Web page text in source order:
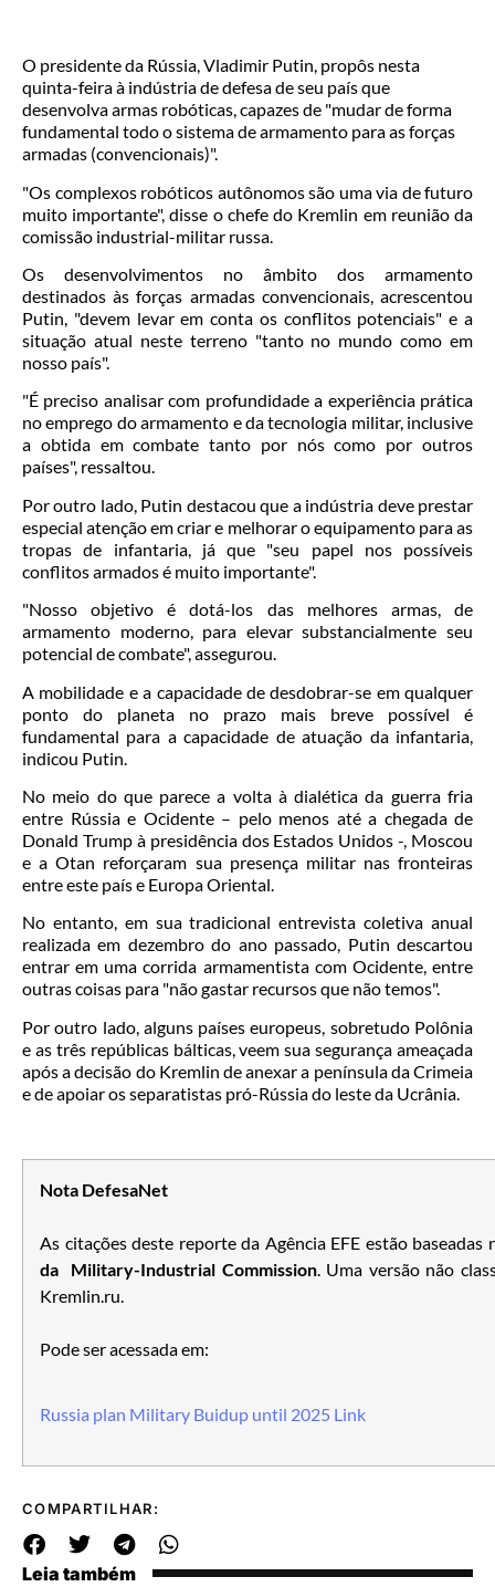
O presidente da Rússia, Vladimir Putin, propôs nesta
quinta-feira à indústria de defesa de seu país que
desenvolva armas robóticas, capazes de "mudar de forma
fundamental todo o sistema de armamento para as forças
armadas (convencionais)".
"Os complexos robóticos autônomos são uma via de futuro
muito importante", disse o chefe do Kremlin em reunião da
comissão industrial-militar russa.
Os desenvolvimentos no âmbito dos armamento
destinados às forças armadas convencionais, acrescentou
Putin, "devem levar em conta os conflitos potenciais" e a
situação atual neste terreno "tanto no mundo como em
nosso país".
"É preciso analisar com profundidade a experiência prática
no emprego do armamento e da tecnologia militar, inclusive
a obtida em combate tanto por nós como por outros
países", ressaltou.
Por outro lado, Putin destacou que a indústria deve prestar
especial atenção em criar e melhorar o equipamento para as
tropas de infantaria, já que "seu papel nos possíveis
conflitos armados é muito importante".
"Nosso objetivo é dotá-los das melhores armas, de
armamento moderno, para elevar substancialmente seu
potencial de combate", assegurou.
A mobilidade e a capacidade de desdobrar-se em qualquer
ponto do planeta no prazo mais breve possível é
fundamental para a capacidade de atuação da infantaria,
indicou Putin.
No meio do que parece a volta à dialética da guerra fria
entre Rússia e Ocidente – pelo menos até a chegada de
Donald Trump à presidência dos Estados Unidos -, Moscou
e a Otan reforçaram sua presença militar nas fronteiras
entre este país e Europa Oriental.
No entanto, em sua tradicional entrevista coletiva anual
realizada em dezembro do ano passado, Putin descartou
entrar em uma corrida armamentista com Ocidente, entre
outras coisas para "não gastar recursos que não temos".
Por outro lado, alguns países europeus, sobretudo Polônia
e as três repúblicas bálticas, veem sua segurança ameaçada
após a decisão do Kremlin de anexar a península da Crimeia
e de apoiar os separatistas pró-Rússia do leste da Ucrânia.
Nota DefesaNet
As citações deste reporte da Agência EFE estão
da Military-Industrial Commission. Uma versão não
Kremlin.ru.
Pode ser acessada em:
Russia plan Military Buidup until 2025 Link
COMPARTILHAR:
Leia também